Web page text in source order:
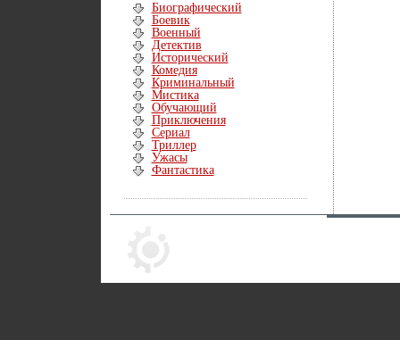
Биографический
Боевик
Военный
Детектив
Исторический
Комедия
Криминальный
Мистика
Обучающий
Приключения
Сериал
Триллер
Ужасы
Фантастика